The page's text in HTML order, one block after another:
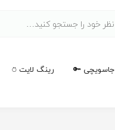
جاسویچی 🔑 رینگ لایت ⍥